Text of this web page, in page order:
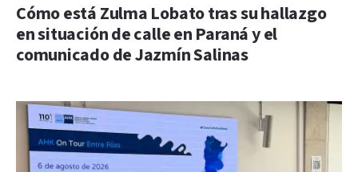
Cómo está Zulma Lobato tras su hallazgo
en situación de calle en Paraná y el
comunicado de Jazmín Salinas